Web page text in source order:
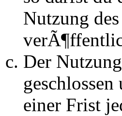
Nutzung
Der
einer Frist